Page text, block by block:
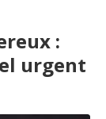
:
urgent